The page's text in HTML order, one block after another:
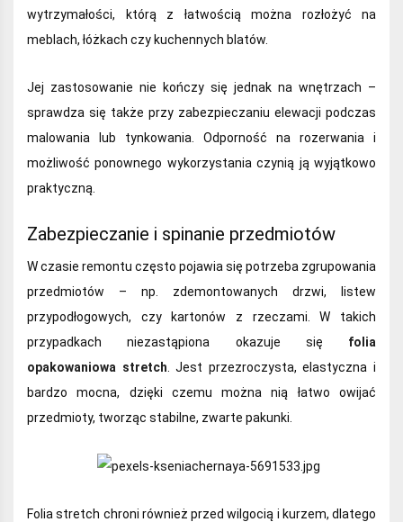
wytrzymałości, którą z łatwością można rozłożyć na
meblach, łóżkach czy kuchennych blatów.
Jej zastosowanie nie kończy się jednak na wnętrzach –
sprawdza się także przy zabezpieczaniu elewacji podczas
malowania lub tynkowania. Odporność na rozerwania i
możliwość ponownego wykorzystania czynią ją wyjątkowo
praktyczną.
Zabezpieczanie i spinanie przedmiotów
W czasie remontu często pojawia się potrzeba zgrupowania
przedmiotów – np. zdemontowanych drzwi, listew
przypodłogowych, czy kartonów z rzeczami. W takich
przypadkach niezastąpiona okazuje się folia
opakowaniowa stretch . Jest przezroczysta, elastyczna i
bardzo mocna, dzięki czemu można nią łatwo owijać
przedmioty, tworząc stabilne, zwarte pakunki.
Folia stretch chroni również przed wilgocią i kurzem, dlatego